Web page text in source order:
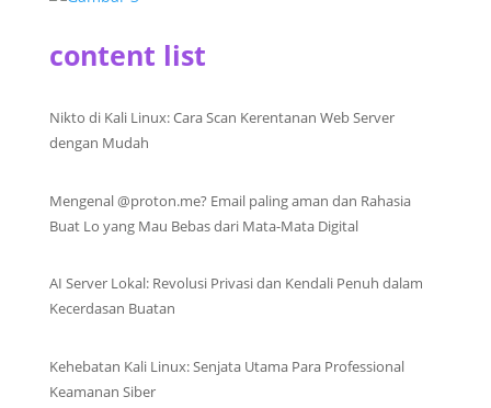
content list
Nikto di Kali Linux: Cara Scan Kerentanan Web Server
dengan Mudah
Mengenal @proton.me? Email paling aman dan Rahasia
Buat Lo yang Mau Bebas dari Mata-Mata Digital
AI Server Lokal: Revolusi Privasi dan Kendali Penuh dalam
Kecerdasan Buatan
Kehebatan Kali Linux: Senjata Utama Para Professional
Keamanan Siber